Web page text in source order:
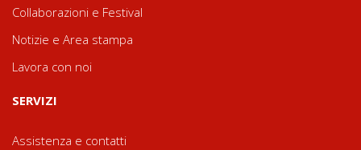
Collaborazioni e Festival
Notizie e Area stampa
Lavora con noi
SERVIZI
Assistenza e contatti